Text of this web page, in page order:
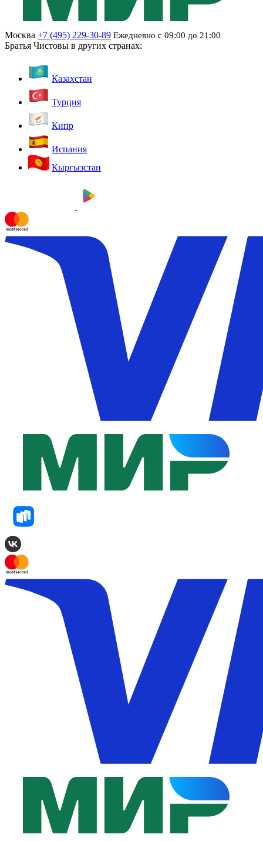
Москва +7 (495) 229-30-89 Ежедневно с 09:00 до 21:00
Братья Чистовы в других странах:
Казахстан
Турция
Кипр
Испания
Кыргызстан